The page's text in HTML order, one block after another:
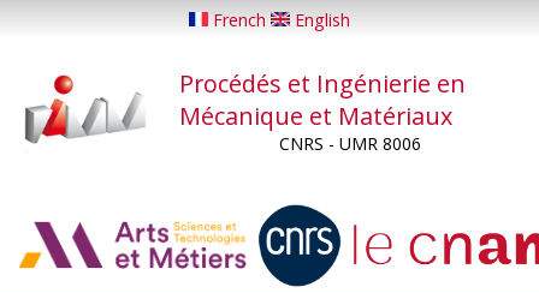
principal
French English
Procédés et Ingénierie en
Mécanique et Matériaux
CNRS - UMR 8006